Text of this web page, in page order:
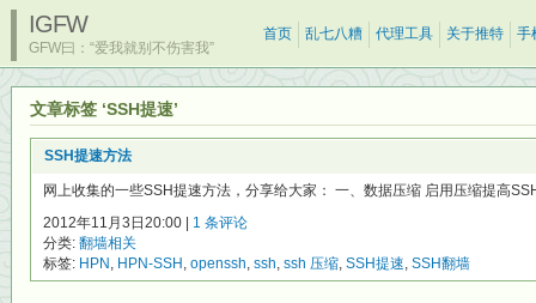
IGFW
GFW曰：“爱我就别不伤害我”
首页 乱七八糟 代理工具 关于推特 手
文章标签 ‘SSH提速’
SSH提速方法
网上收集的一些SSH提速方法，分享给大家： 一、数据压缩 启用压缩提高
2012年11月3日20:00 | 1 条评论
分类: 翻墙相关
标签: HPN , HPN-SSH , openssh, ssh, ssh 压缩, SSH提速, SSH翻墙